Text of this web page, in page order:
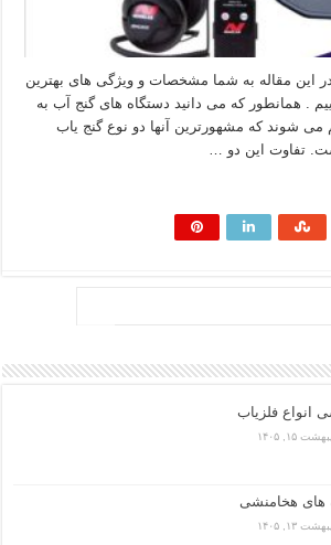
این مقاله به شما مشخصات و ویژگی های بهترین
. همانطور که می دانید دستگاه های گنج آب به
شوند که مشهورترین آنها دو نوع گنج یاب
انواع فلزیاب
۱۵, ۱۴۰۵
های هخامنشی
۱۳, ۱۴۰۵